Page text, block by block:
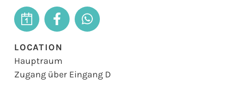
LOCATION
Hauptraum
Zugang über Eingang D